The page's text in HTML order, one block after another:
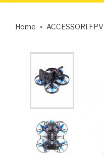
Home ACCESSORI FPV